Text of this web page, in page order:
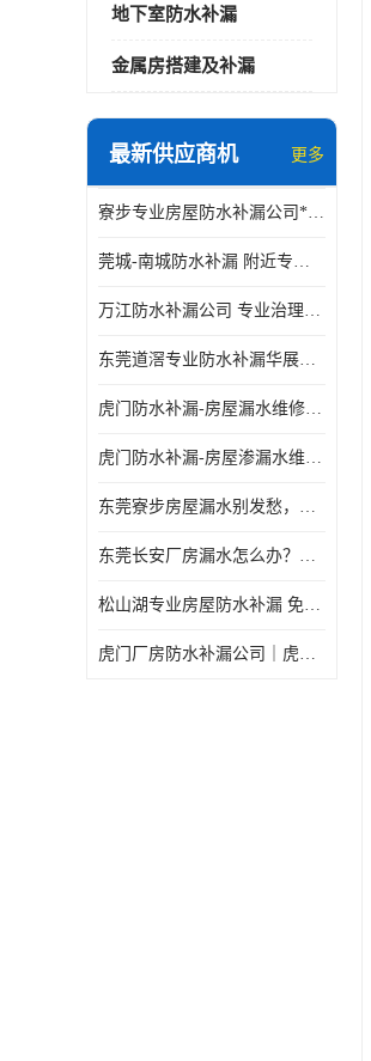
地下室防水补漏
金属房搭建及补漏
最新供应商机 更多
寮步专业房屋防水补漏公司*华展防水，值得信赖的选择
莞城-南城防水补漏 附近专修房屋漏水 免费上门看现场 修不好不收费
万江防水补漏公司 专业治理各项建筑物渗漏水 精准选材 快速止水
东莞道滘专业防水补漏华展防水更专业，及时高效，五年质保
虎门防水补漏-房屋漏水维修 免费上门提供方案 高效解决渗漏水问题
虎门防水补漏-房屋渗漏水维修 免费上门提供方案 验收合格再收费
东莞寮步房屋漏水别发愁，华展防水为您解烦忧！
东莞长安厂房漏水怎么办？华展防水24小时解决渗漏难题
松山湖专业房屋防水补漏 免费上门看现场，快速提供可靠方案
虎门厂房防水补漏公司｜虎门专修厂房渗漏水｜虎门楼面漏水补漏